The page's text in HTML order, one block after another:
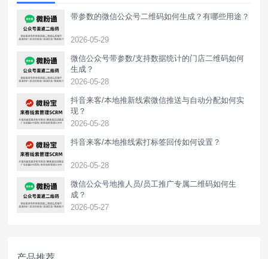
带参数的微信公众号二维码如何生成？有哪些用途？
2026-05-29
微信公众号带参数/支持数据统计的门店二维码如何
生成？
2026-05-28
抖音来客/本地推新线索微信推送与自动分配如何实
现？
2026-05-28
抖音来客/本地推线索打标签回传如何设置？
2026-05-28
‌微信公众号地推人员/员工推广专属二维码如何生
成？
2026-05-27